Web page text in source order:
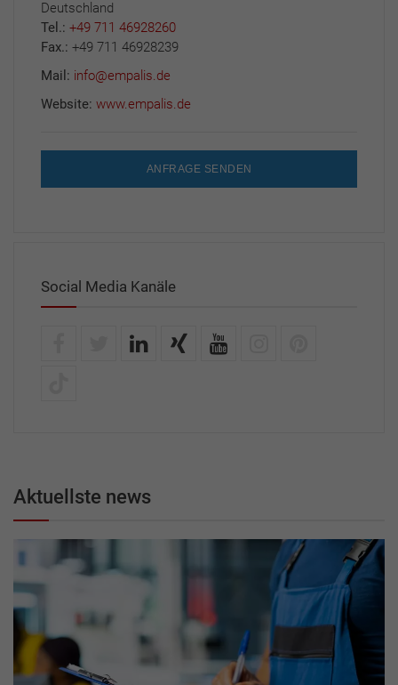
Deutschland
Tel.: +49 711 46928260
Fax.: +49 711 46928239
Mail: info@empalis.de
Website: www.empalis.de
ANFRAGE SENDEN
Social Media Kanäle
Aktuellste news